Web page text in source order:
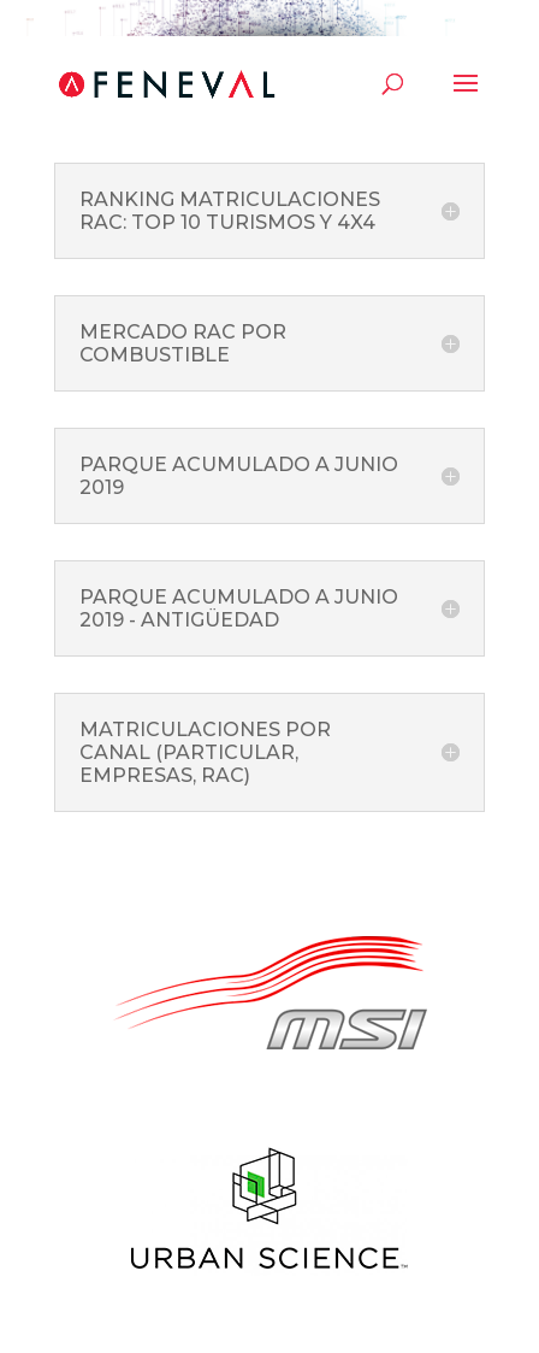
RANKING MATRICULACIONES
RAC: TOP 10 TURISMOS Y 4X4
MERCADO RAC POR
COMBUSTIBLE
PARQUE ACUMULADO A JUNIO
2019
PARQUE ACUMULADO A JUNIO
2019 - ANTIGÜEDAD
MATRICULACIONES POR
CANAL (PARTICULAR,
EMPRESAS, RAC)